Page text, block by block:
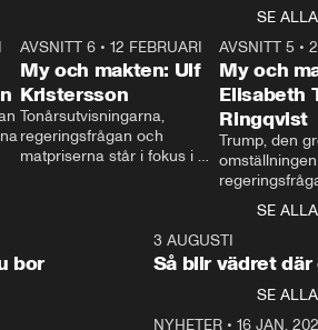
SE ALLA
27:30
AVSNITT 6 •12 FEBRUARI
My och makten: Ulf
Kristersson
Tonårsutvisningarna,
regeringsfrågan och
matpriserna står i fokus i
Rohwedder ställer
statsminister Ulf Kristersson
AVSNITT 5 •
My och
Elisabeth
Ringqvist
Trump, den
centrum i
avsnittet av
Makten”. Se
Aftonbladets
Rohwedder
SE ALLA
bor
3 AUGUSTI
Så blir vädret där
SE ALLA
NYHETER• 16 JAN.